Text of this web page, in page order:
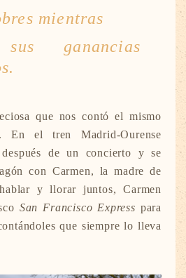
mientras
ganancias
que nos contó el mismo
. En el tren Madrid-Ourense
de un concierto y se
con Carmen, la madre de
y llorar juntos, Carmen
San Francisco Express para
que siempre lo lleva